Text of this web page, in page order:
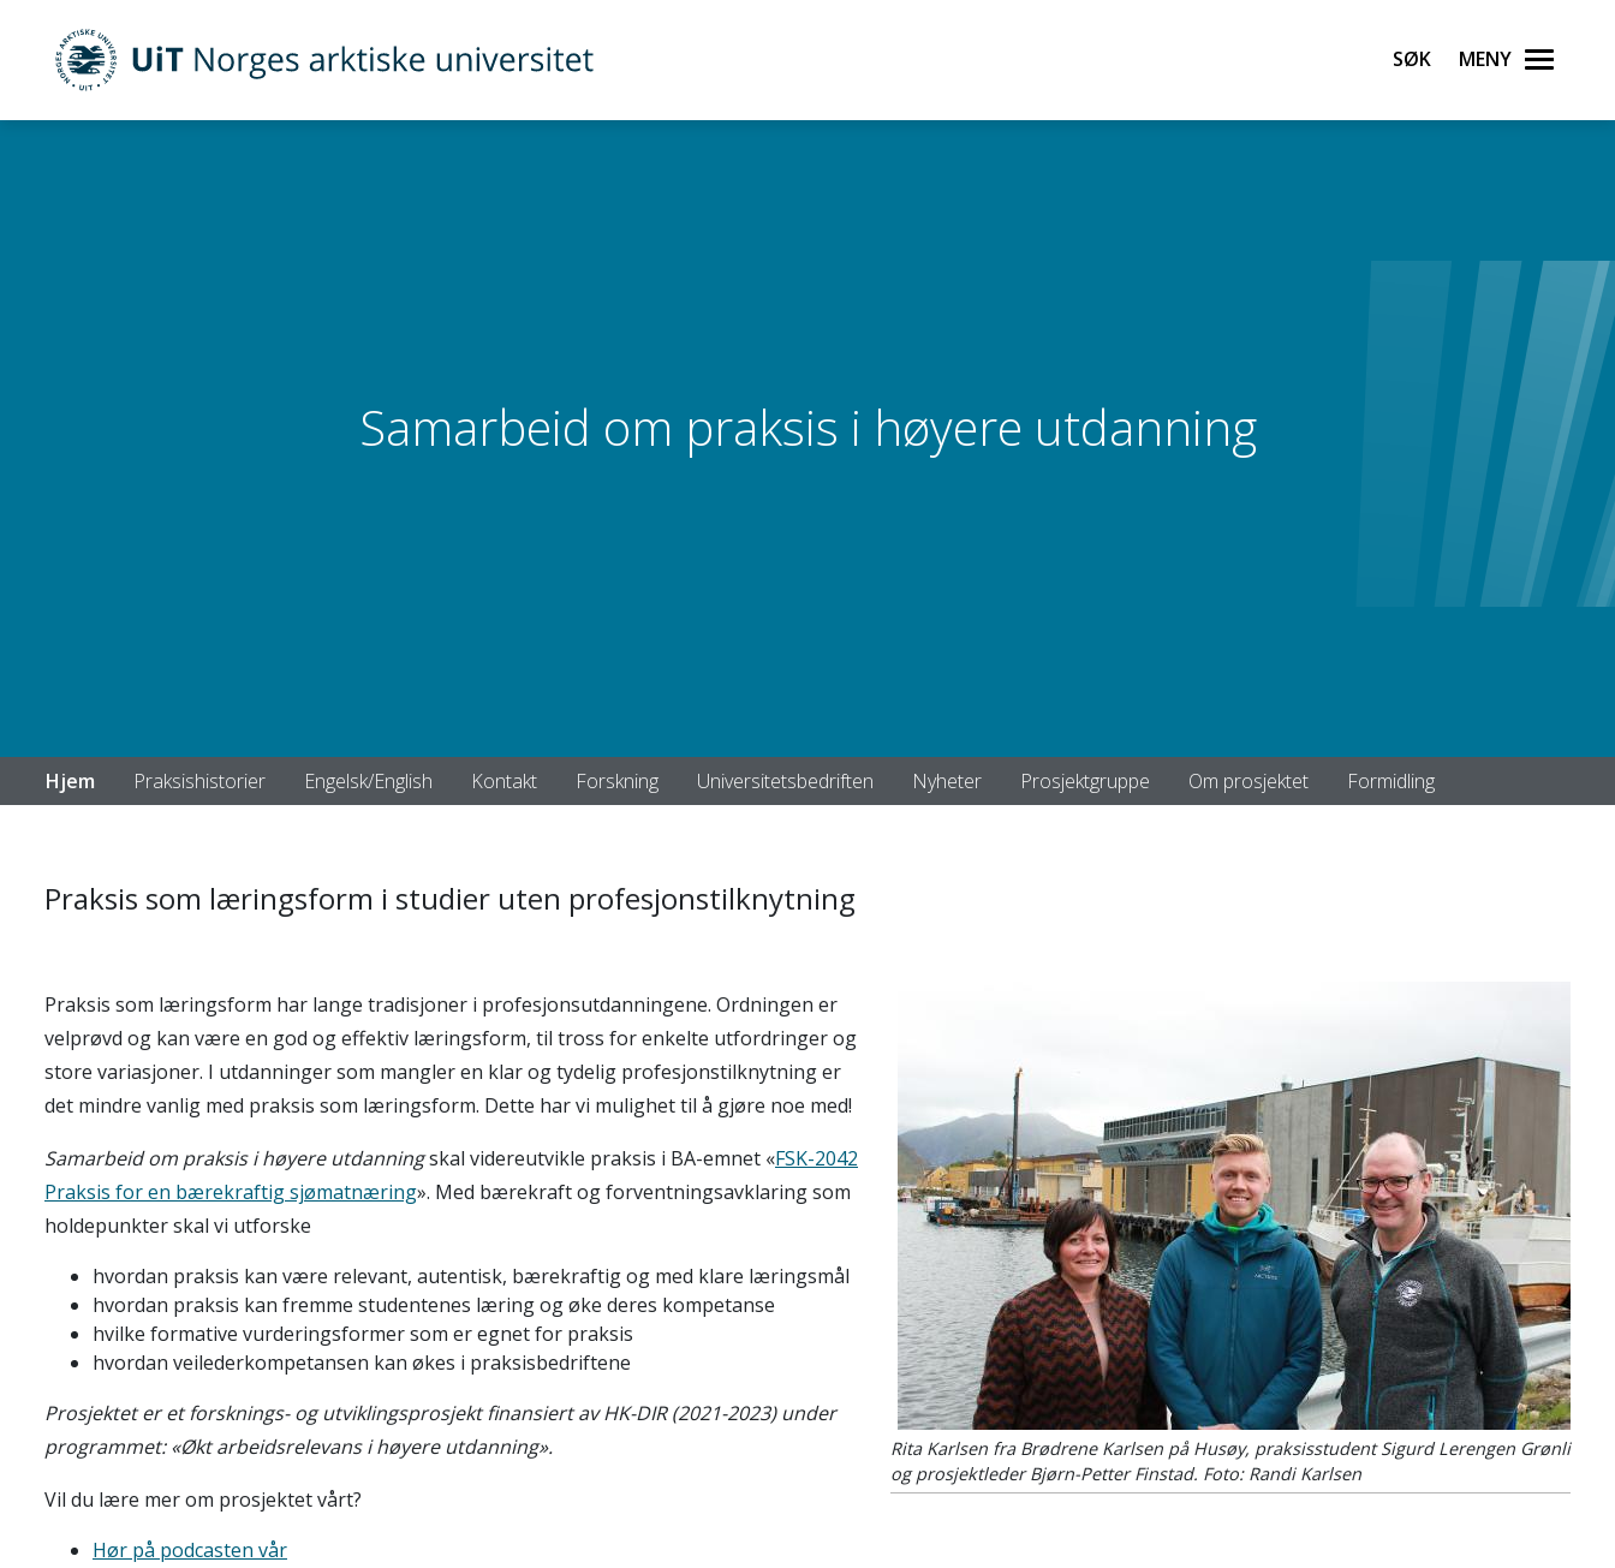
UiT Norges arktiske universitet Søk Meny
Samarbeid om praksis i høyere utdanning
Hjem Praksishistorier Engelsk/English Kontakt Forskning Universitetsbedriften Nyheter Prosjektgruppe Om prosjektet Formidling
Praksis som læringsform i studier uten profesjonstilknytning
Rita Karlsen fra Brødrene Karlsen på Husøy, praksisstudent Sigurd Lerengen Grønli
og prosjektleder Bjørn-Petter Finstad. Foto: Randi Karlsen
Praksis som læringsform har lange tradisjoner i profesjonsutdanningene. Ordningen er
velprøvd og kan være en god og effektiv læringsform, til tross for enkelte utfordringer og
store variasjoner. I utdanninger som mangler en klar og tydelig profesjonstilknytning er
det mindre vanlig med praksis som læringsform. Dette har vi mulighet til å gjøre noe med!
Samarbeid om praksis i høyere utdanningskal videreutvikle praksis i BA-emnet «FSK-2042
Praksis for en bærekraftig sjømatnæring». Med bærekraft og forventningsavklaring som
holdepunkter skal vi utforske
hvordan praksis kan være relevant, autentisk, bærekraftig og med klare læringsmål
hvordan praksis kan fremme studentenes læring og øke deres kompetanse
hvilke formative vurderingsformer som er egnet for praksis
hvordan veilederkompetansen kan økes i praksisbedriftene
Prosjektet er et forsknings- og utviklingsprosjekt finansiert av HK-DIR (2021-2023) under
programmet: «Økt arbeidsrelevans i høyere utdanning».
Vil du lære mer om prosjektet vårt?
Hør på podcasten vår